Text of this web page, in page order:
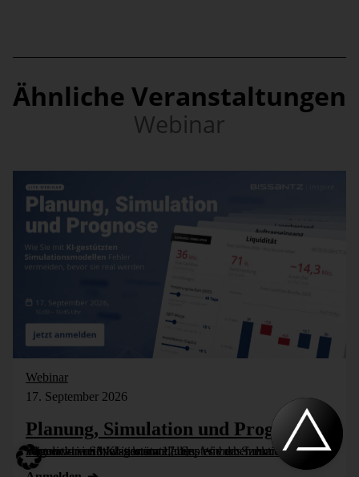
Ähnliche Veranstaltungen
Webinar
Webinar
17. September 2026
Planung, Simulation und Prognose
Wer nicht weiß, was kommt, muss es vorher durchspielen können – in Simulationsmodellen. Wie das funktioniert, zeigen wir im Webinar am 17. September: Szenarioplanung, Simulation und KI-gestützte [...]